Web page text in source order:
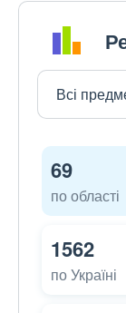
69
по області
1562
по Україні